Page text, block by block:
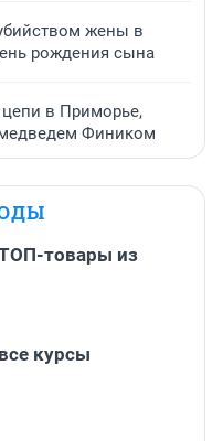
жены в
рождения сына
в Приморье,
Фиником
товары из
курсы